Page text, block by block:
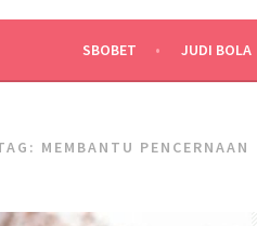
SBOBET JUDI BOLA
MEMBANTU PENCERNAAN